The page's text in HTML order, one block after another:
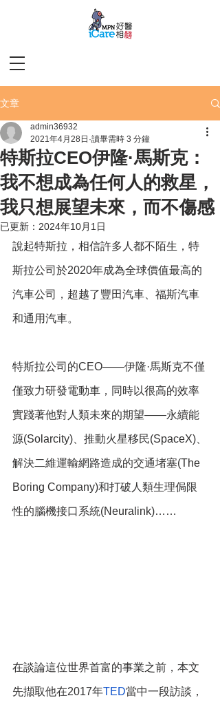
文章
特斯拉CEO伊隆·馬斯克：
我不想成為任何人的救星，
我只想展望未來，而不傷感
admin36932
2021年4月28日 讀畢需時 3 分鐘
已更新： 2024年10月1日
說起特斯拉，相信許多人都不陌生，特
斯拉公司於2020年成為全球價值最高的
汽車公司，超越了豐田汽車、福斯汽車
和通用汽車。
特斯拉公司的CEO——伊隆·馬斯克不僅
僅致力研發電動車，同時以很高的效率
實踐著他對人類未來的期望——永續能
源(Solarcity)、推動火星移民(SpaceX)、
解決二維運輸網路造成的交通堵塞(The
Boring Company)和打破人類生理侷限
性的腦機接口系統(Neuralink)……
在談論這位世界首富的事業之前，本文
先擷取他在2017年TED當中一段訪談，